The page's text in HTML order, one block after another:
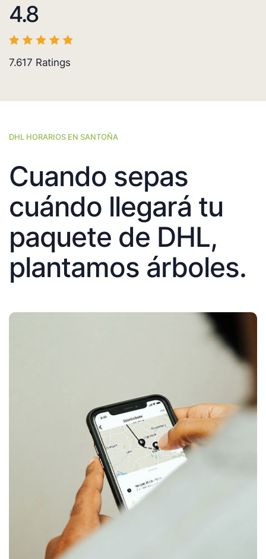
4.8
7.617 Ratings
DHL HORARIOS EN SANTOÑA
Cuando sepas
cuándo llegará tu
paquete de DHL,
plantamos árboles.